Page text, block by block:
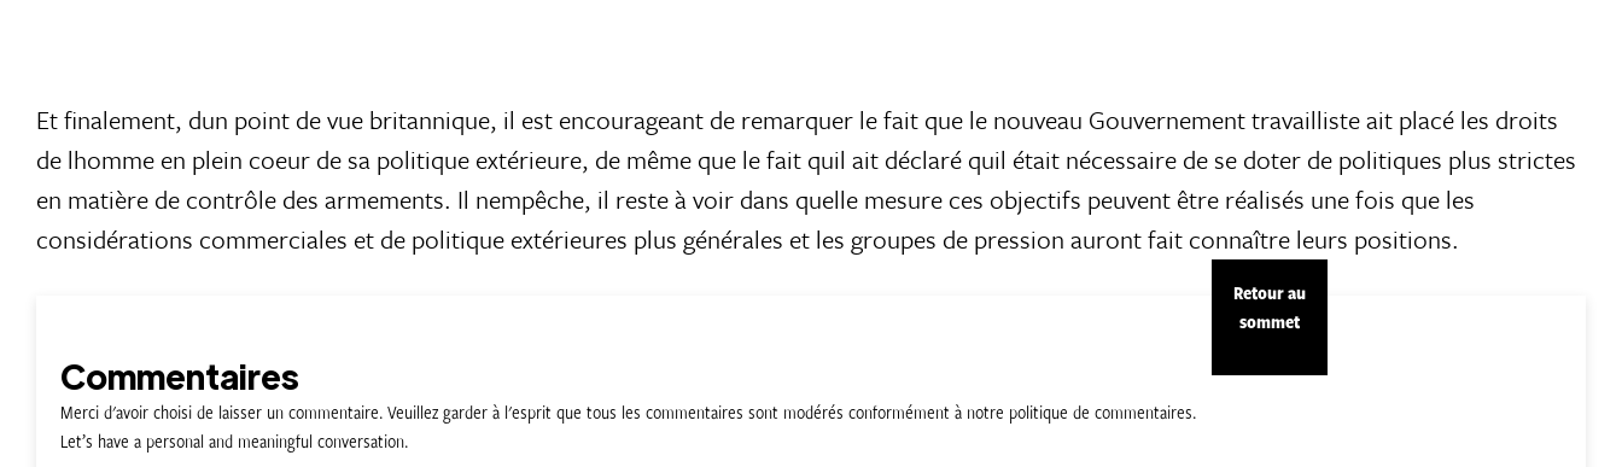
Et finalement, dun point de vue britannique, il est encourageant de remarquer le fait que le nouveau Gouvernement travailliste ait placé les droits
de lhomme en plein coeur de sa politique extérieure, de même que le fait quil ait déclaré quil était nécessaire de se doter de politiques plus strictes
en matière de contrôle des armements. Il nempêche, il reste à voir dans quelle mesure ces objectifs peuvent être réalisés une fois que les
considérations commerciales et de politique extérieures plus générales et les groupes de pression auront fait connaître leurs positions.
Retour au
sommet
Commentaires
Merci d'avoir choisi de laisser un commentaire. Veuillez garder à l'esprit que tous les commentaires sont modérés conformément à notre politique de commentaires.
Let’s have a personal and meaningful conversation.